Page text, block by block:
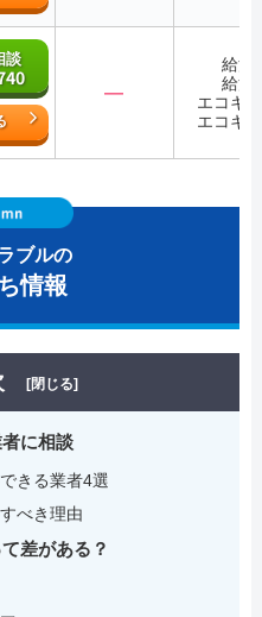
談
―
給湯
給湯
エコキ
エコキ
ブルの
情報
[閉じる]
に相談
きる業者4選
べき理由
差がある？